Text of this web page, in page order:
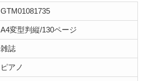
GTM01081735
A4変型判縦/130ページ
雑誌
ピアノ